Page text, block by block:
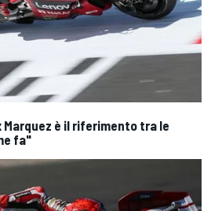
Marquez è il riferimento tra le
fa"